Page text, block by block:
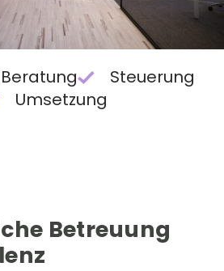
Beratung
Steuerung
Umsetzung
Betreuung